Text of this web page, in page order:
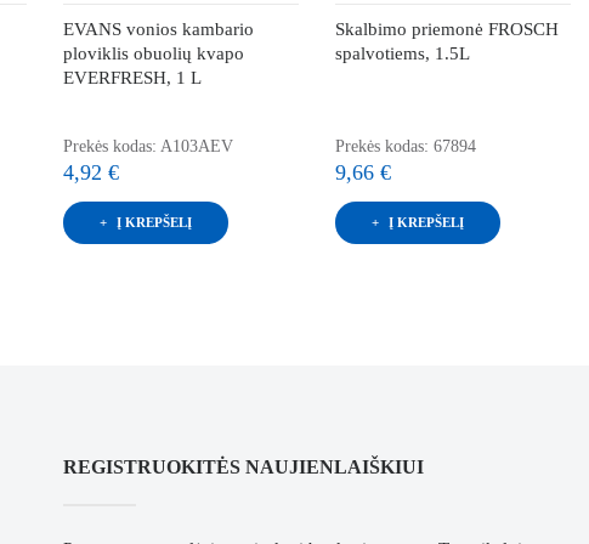
EVANS vonios kambario
ploviklis obuolių kvapo
EVERFRESH, 1 L
Prekės kodas: A103AEV
4,92 €
Į KREPŠELĮ
Skalbimo priemonė FROSCH
spalvotiems, 1.5L
Prekės kodas: 67894
9,66 €
Į KREPŠELĮ
REGISTRUOKITĖS NAUJIENLAIŠKIUI